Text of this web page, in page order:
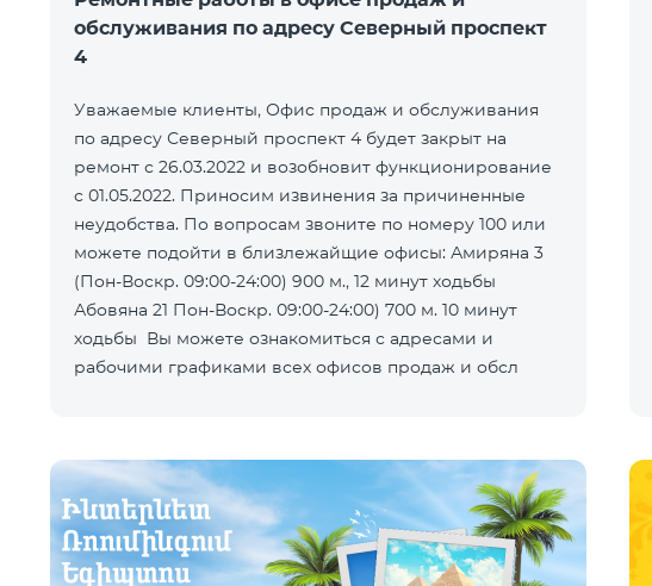
обслуживания по адресу Северный проспект
4
Уважаемые клиенты, Офис продаж и обслуживания
по адресу Северный проспект 4 будет закрыт на
ремонт с 26.03.2022 и возобновит функционирование
с 01.05.2022. Приносим извинения за причиненные
неудобства. По вопросам звоните по номеру 100 или
можете подойти в близлежайщие офисы: Амиряна 3
(Пон-Воскр. 09:00-24:00) 900 м., 12 минут ходьбы
Абовяна 21 Пон-Воскр. 09:00-24:00) 700 м. 10 минут
ходьбы Вы можете ознакомиться с адресами и
рабочими графиками всех офисов продаж и обсл